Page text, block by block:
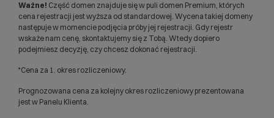
Ważne! Część domen znajduje się w puli domen Premium, których
cena rejestracji jest wyższa od standardowej. Wycena takiej domeny
następuje w momencie podjęcia próby jej rejestracji. Gdy rejestr
wskaże nam cenę, skontaktujemy się z Tobą. Wtedy dopiero
podejmiesz decyzję, czy chcesz dokonać rejestracji.
*Cena za 1. okres rozliczeniowy.
Prognozowana cena za kolejny okres rozliczeniowy prezentowana
jest w Panelu Klienta.